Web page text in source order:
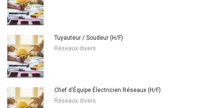
Tuyauteur / Soudeur (H/F)
Réseaux divers
Chef d'Équipe Électricien Réseaux (H/F)
Réseaux divers